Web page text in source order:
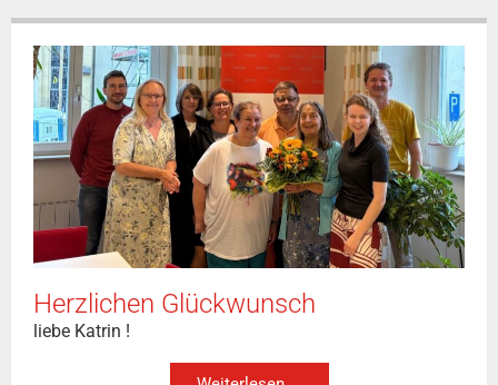
Herzlichen Glückwunsch
liebe Katrin !